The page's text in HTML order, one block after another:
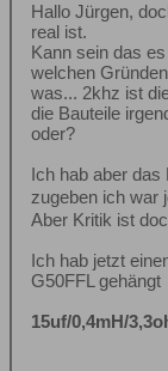
Hallo Jürgen,
real ist.
Kann sein das
welchen
was... 2khz ist
die Bauteile
oder?
Ich hab aber
zugeben ich war
Aber Kritik ist
Ich hab jetzt
G50FFL gehängt
15uf/0,4mH/